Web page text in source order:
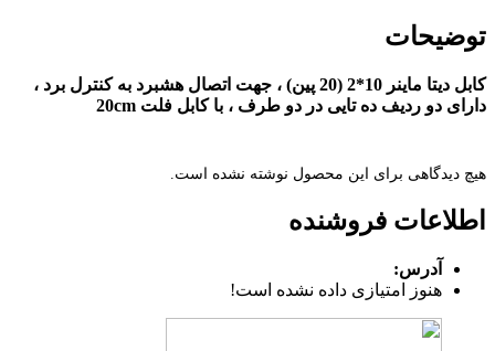
توضیحات
کابل دیتا ماینر 10*2 (20 پین) ، جهت اتصال هشبرد به کنترل برد ،
دارای دو ردیف ده تایی در دو طرف ، با کابل فلت 20cm
هیچ دیدگاهی برای این محصول نوشته نشده است.
اطلاعات فروشنده
آدرس:
هنوز امتیازی داده نشده است!